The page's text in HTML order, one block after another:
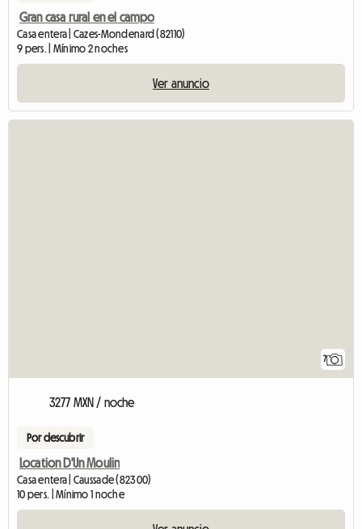
Gran casa rural en el campo
Casa entera | Cazes-Mondenard (82110)
9 pers. | Mínimo 2 noches
Ver anuncio
7
3277 MXN / noche
Por descubrir
Location D'Un Moulin
Casa entera | Caussade (82300)
10 pers. | Mínimo 1 noche